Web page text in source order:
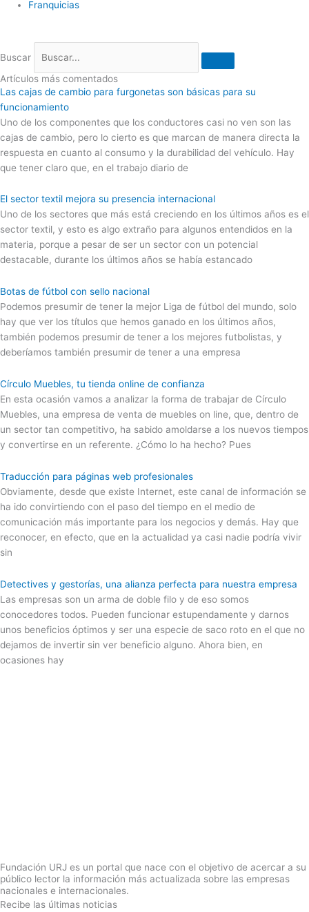
Franquicias
Buscar
Artículos más comentados
Las cajas de cambio para furgonetas son básicas para su
funcionamiento
Uno de los componentes que los conductores casi no ven son las
cajas de cambio, pero lo cierto es que marcan de manera directa la
respuesta en cuanto al consumo y la durabilidad del vehículo. Hay
que tener claro que, en el trabajo diario de
El sector textil mejora su presencia internacional
Uno de los sectores que más está creciendo en los últimos años es el
sector textil, y esto es algo extraño para algunos entendidos en la
materia, porque a pesar de ser un sector con un potencial
destacable, durante los últimos años se había estancado
Botas de fútbol con sello nacional
Podemos presumir de tener la mejor Liga de fútbol del mundo, solo
hay que ver los títulos que hemos ganado en los últimos años,
también podemos presumir de tener a los mejores futbolistas, y
deberíamos también presumir de tener a una empresa
Círculo Muebles, tu tienda online de confianza
En esta ocasión vamos a analizar la forma de trabajar de Círculo
Muebles, una empresa de venta de muebles on line, que, dentro de
un sector tan competitivo, ha sabido amoldarse a los nuevos tiempos
y convertirse en un referente. ¿Cómo lo ha hecho? Pues
Traducción para páginas web profesionales
Obviamente, desde que existe Internet, este canal de información se
ha ido convirtiendo con el paso del tiempo en el medio de
comunicación más importante para los negocios y demás. Hay que
reconocer, en efecto, que en la actualidad ya casi nadie podría vivir
sin
Detectives y gestorías, una alianza perfecta para nuestra empresa
Las empresas son un arma de doble filo y de eso somos
conocedores todos. Pueden funcionar estupendamente y darnos
unos beneficios óptimos y ser una especie de saco roto en el que no
dejamos de invertir sin ver beneficio alguno. Ahora bien, en
ocasiones hay
Fundación URJ es un portal que nace con el objetivo de acercar a su
público lector la información más actualizada sobre las empresas
nacionales e internacionales.
Recibe las últimas noticias